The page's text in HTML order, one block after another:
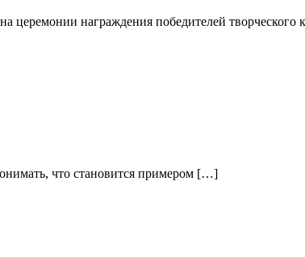
церемонии награждения победителей
что становится примером […]